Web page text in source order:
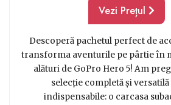
Vezi Prețul
Descoperă pachetul perfect de
transforma aventurile pe pârtie în
alături de GoPro Hero 5! Am
selecție completă și
indispensabile: o carcasa